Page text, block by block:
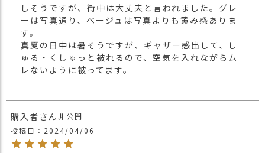
しそうですが、街中は大丈夫と言われました。グレ
ーは写真通り、ベージュは写真よりも黄み感ありま
す。
真夏の日中は暑そうですが、ギャザー感出して、し
ゅる・くしゅっと被れるので、空気を入れながらム
レないように被ってます。
購入者
非公開
投稿日
2024/04/06